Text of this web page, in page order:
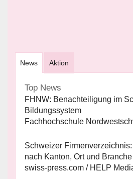
News Aktion
Top News
FHNW: Benachteiligung im
Bildungssystem
Fachhochschule
Schweizer
nach Kanton, Ort und
swiss-press.com / HELP